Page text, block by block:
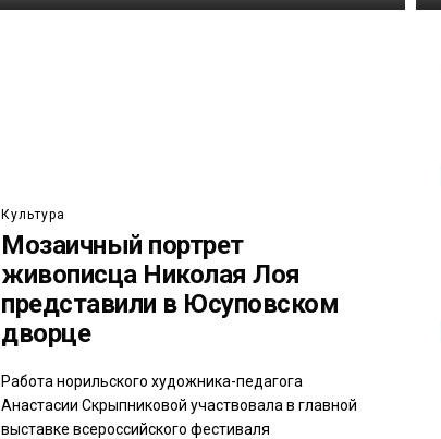
Культура
Мозаичный портрет
живописца Николая Лоя
представили в Юсуповском
дворце
Работа норильского художника-педагога
Анастасии Скрыпниковой участвовала в главной
выставке всероссийского фестиваля